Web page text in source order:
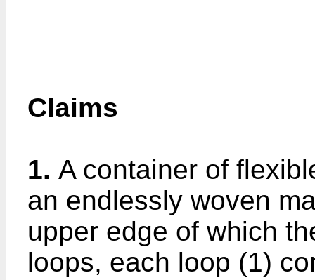
Claims
1. A container of
an endlessly woven
upper edge of which
loops, each loop (1)